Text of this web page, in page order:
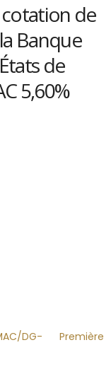
de
Banque
de
5,60%
DG- Première